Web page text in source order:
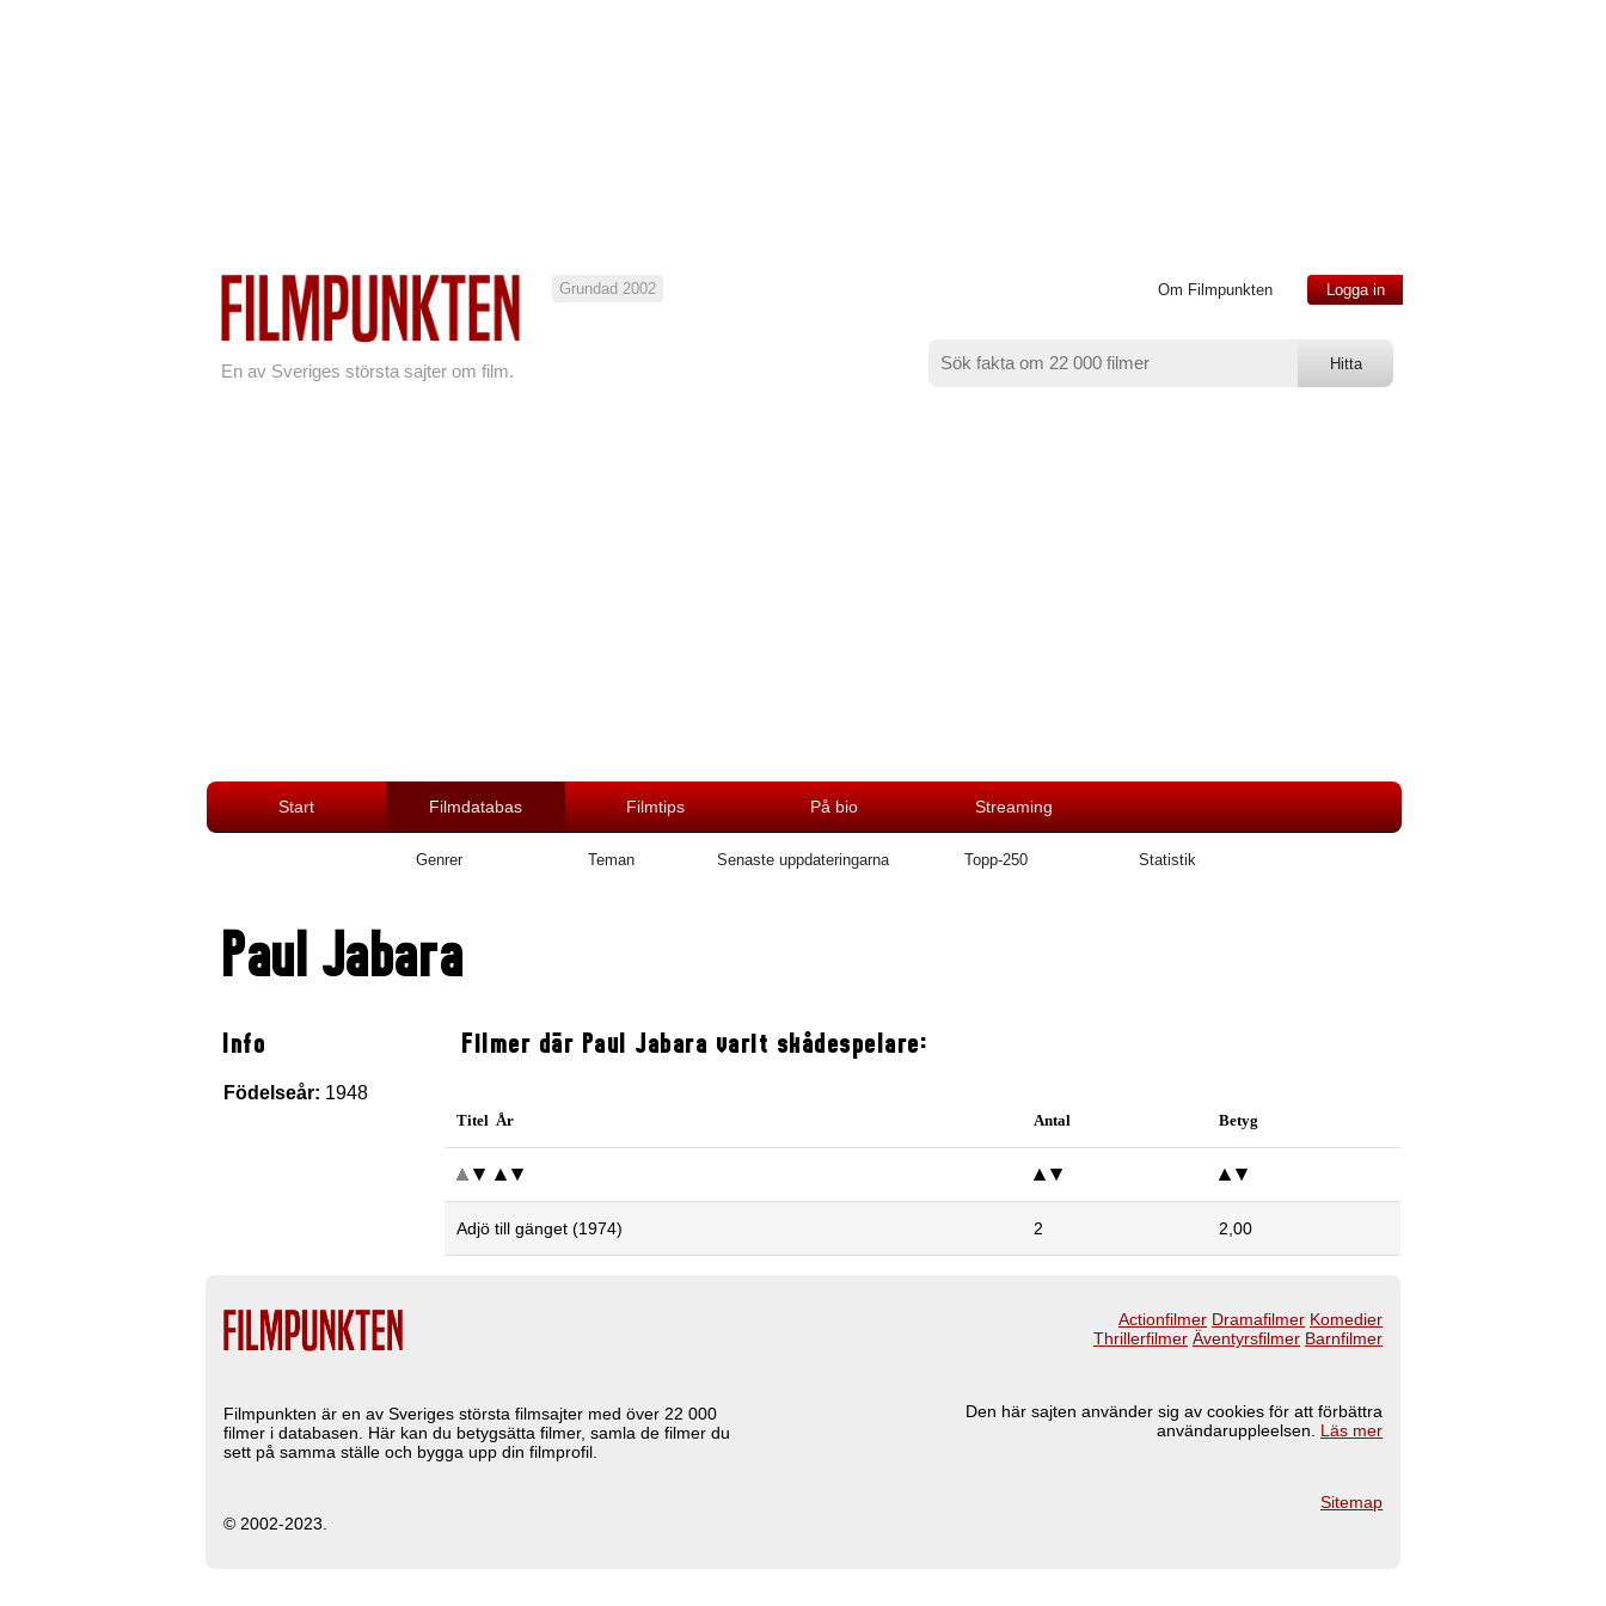
En av Sveriges största sajter om film.
Grundad 2002 Om Filmpunkten Logga in
Start Filmdatabas Filmtips På bio Streaming
Genrer Teman Senaste uppdateringarna Topp-250 Statistik
Paul Jabara
Info
Födelseår: 1948
Filmer där Paul Jabara varit skådespelare:
Titel År Antal Betyg
Adjö till gänget (1974) 2 2,00
Filmpunkten är en av Sveriges största filmsajter med över 22 000
filmer i databasen. Här kan du betygsätta filmer, samla de filmer du
sett på samma ställe och bygga upp din filmprofil.
© 2002-2023.
Actionfilmer Dramafilmer Komedier
Thrillerfilmer Äventyrsfilmer Barnfilmer
Den här sajten använder sig av cookies för att förbättra
användaruppleelsen. Läs mer
Sitemap